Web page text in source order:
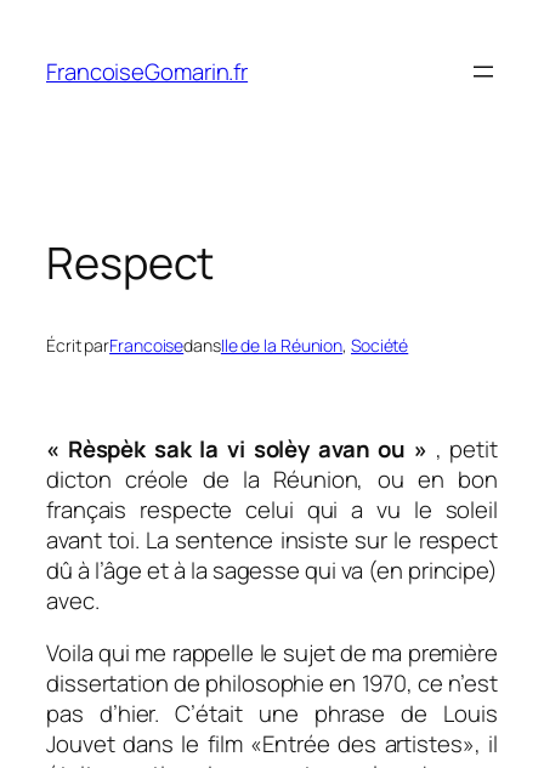
contenu
FrancoiseGomarin.fr
Respect
Écrit parFrancoisedansIle de la Réunion, Société
« Rèspèk sak la vi solèy avan ou » , petit
dicton créole de la Réunion, ou en bon
français respecte celui qui a vu le soleil
avant toi. La sentence insiste sur le respect
dû à l’âge et à la sagesse qui va (en principe)
avec.
Voila qui me rappelle le sujet de ma première
dissertation de philosophie en 1970, ce n’est
pas d’hier. C’était une phrase de Louis
Jouvet dans le film «Entrée des artistes», il